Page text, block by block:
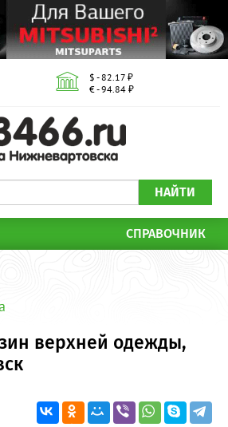
$ - 82.17 ₽
€ - 94.84 ₽
НАЙТИ
СПРАВОЧНИК
верхней одежды,